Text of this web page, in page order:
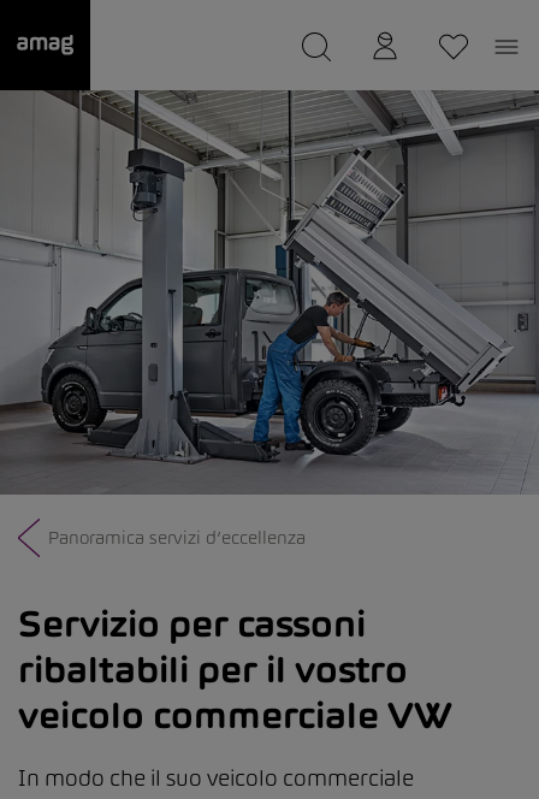
Il suo garage è stato salvato
Panoramica servizi d’eccellenza
Servizio per cassoni
ribaltabili per il vostro
veicolo commerciale VW
In modo che il suo veicolo commerciale